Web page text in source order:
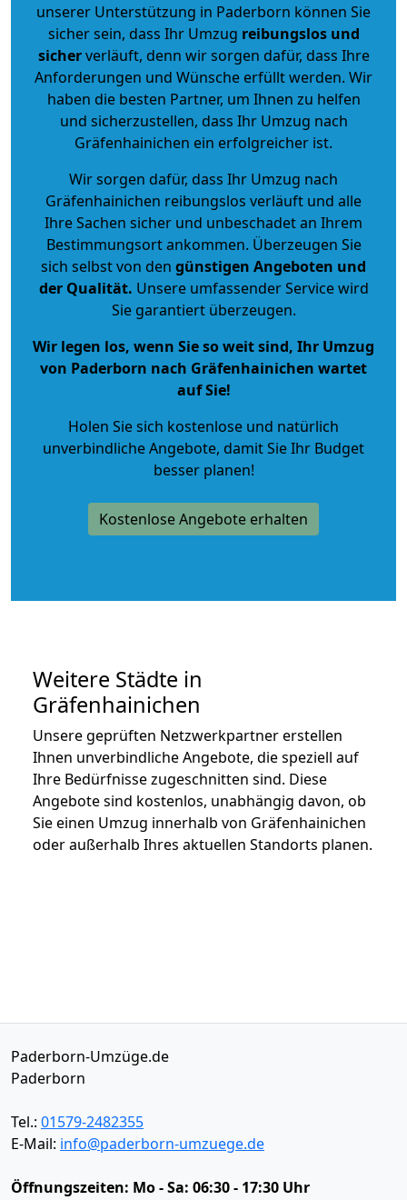
unserer Unterstützung in Paderborn können Sie
sicher sein, dass Ihr Umzug reibungslos und
sicherverläuft, denn wir sorgen dafür, dass Ihre
Anforderungen und Wünsche erfüllt werden. Wir
haben die besten Partner, um Ihnen zu helfen
und sicherzustellen, dass Ihr Umzug nach
Gräfenhainichen ein erfolgreicher ist.
Wir sorgen dafür, dass Ihr Umzug nach
Gräfenhainichen reibungslos verläuft und alle
Ihre Sachen sicher und unbeschadet an Ihrem
Bestimmungsort ankommen. Überzeugen Sie
sich selbst von den günstigen Angeboten und
der Qualität. Unsere umfassender Service wird
Sie garantiert überzeugen.
Wir legen los, wenn Sie so weit sind, Ihr Umzug
von Paderborn nach Gräfenhainichen wartet
auf Sie!
Holen Sie sich kostenlose und natürlich
unverbindliche Angebote, damit Sie Ihr Budget
besser planen!
Kostenlose Angebote erhalten
Weitere Städte in
Gräfenhainichen
Unsere geprüften Netzwerkpartner erstellen
Ihnen unverbindliche Angebote, die speziell auf
Ihre Bedürfnisse zugeschnitten sind. Diese
Angebote sind kostenlos, unabhängig davon, ob
Sie einen Umzug innerhalb von Gräfenhainichen
oder außerhalb Ihres aktuellen Standorts planen.
Paderborn-Umzüge.de
Paderborn
Tel.: 01579-2482355
E-Mail: info@paderborn-umzuege.de
Öffnungszeiten: Mo - Sa: 06:30 - 17:30 Uhr